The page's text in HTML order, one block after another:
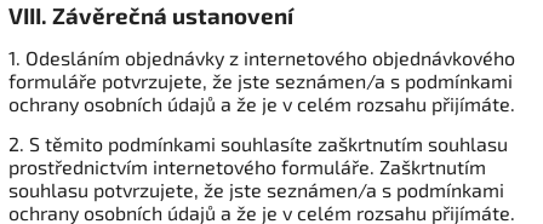
VIII. Závěrečná ustanovení
1. Odesláním objednávky z internetového objednávkového
formuláře potvrzujete, že jste seznámen/a s podmínkami
ochrany osobních údajů a že je v celém rozsahu přijímáte.
2. S těmito podmínkami souhlasíte zaškrtnutím souhlasu
prostřednictvím internetového formuláře. Zaškrtnutím
souhlasu potvrzujete, že jste seznámen/a s podmínkami
ochrany osobních údajů a že je v celém rozsahu přijímáte.